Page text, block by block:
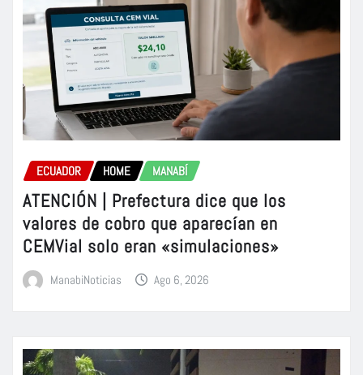
ECUADOR HOME MANABÍ
ATENCIÓN | Prefectura dice que los
valores de cobro que aparecían en
CEMVial solo eran «simulaciones»
ManabiNoticias Ago 6, 2026